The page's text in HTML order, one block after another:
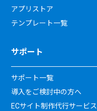
アプリストア
テンプレート一覧
サポート
サポート一覧
導入をご検討中の方へ
ECサイト制作代行サービス